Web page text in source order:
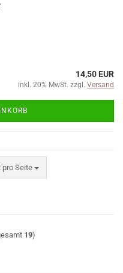
14,50 EUR
inkl. 20% MwSt. zzgl. Versand
pro Seite
Seite
19)